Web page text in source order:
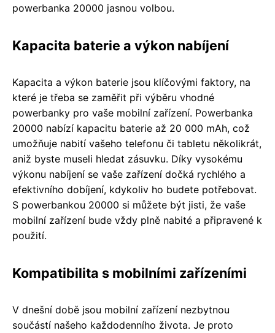
powerbanka 20000 jasnou volbou.
Kapacita baterie a výkon nabíjení
Kapacita a výkon baterie jsou klíčovými faktory, na
které je třeba se zaměřit při výběru vhodné
powerbanky pro vaše mobilní zařízení. Powerbanka
20000 nabízí kapacitu baterie až 20 000 mAh, což
umožňuje nabití vašeho telefonu či tabletu několikrát,
aniž byste museli hledat zásuvku. Díky vysokému
výkonu nabíjení se vaše zařízení dočká rychlého a
efektivního dobíjení, kdykoliv ho budete potřebovat.
S powerbankou 20000 si můžete být jisti, že vaše
mobilní zařízení bude vždy plně nabité a připravené k
použití.
Kompatibilita s mobilními zařízeními
V dnešní době jsou mobilní zařízení nezbytnou
součástí našeho každodenního života. Je proto